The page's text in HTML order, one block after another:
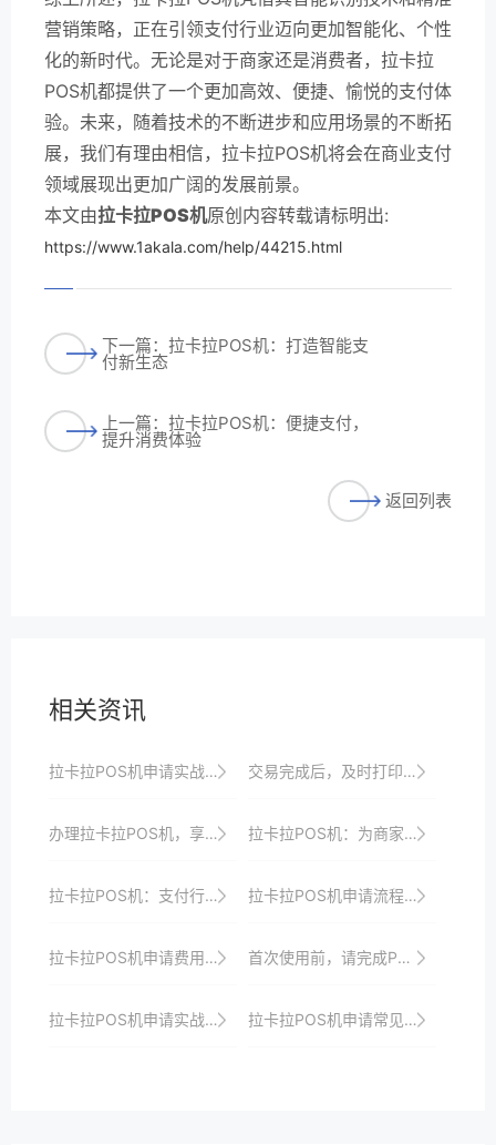
营销策略，正在引领支付行业迈向更加智能化、个性
化的新时代。无论是对于商家还是消费者，拉卡拉
POS机都提供了一个更加高效、便捷、愉悦的支付体
验。未来，随着技术的不断进步和应用场景的不断拓
展，我们有理由相信，拉卡拉POS机将会在商业支付
领域展现出更加广阔的发展前景。
本文由拉卡拉POS机原创内容转载请标明出:
https://www.1akala.com/help/44215.html
下一篇：拉卡拉POS机：打造智能支
付新生态
上一篇：拉卡拉POS机：便捷支付，
提升消费体验
返回列表
相关资讯
拉卡拉POS机申请实战分享：经验与技巧 交易完成后，及时打印并保存交易凭证。
办理拉卡拉POS机，享受一站式收银解决方案、安全保障、专业支付服务与全方位支持 拉卡拉POS机：为商家带来极致的支付便捷和高效
拉卡拉POS机：支付行业的“创新之星”，引领支付潮流 拉卡拉POS机申请流程优化策略分享，提升商户支付效率与体验
拉卡拉POS机申请费用详解：隐藏成本大揭秘 首次使用前，请完成POS机的初始化设置。
拉卡拉POS机申请实战技巧：如何借助支付工具提升商户运营效率 拉卡拉POS机申请常见问题及解决方案